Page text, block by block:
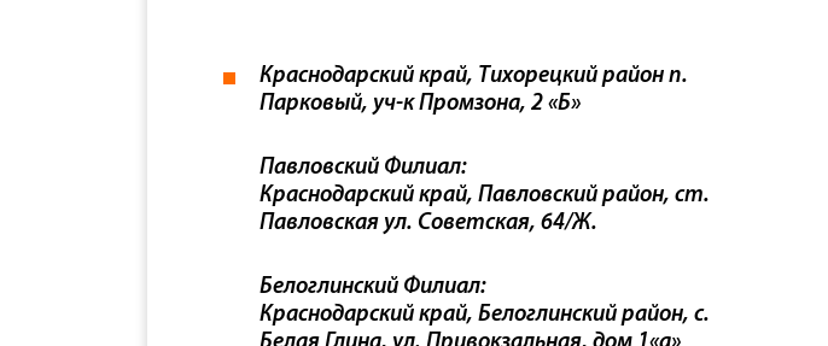
Краснодарский край, Тихорецкий район п.
Парковый, уч-к Промзона, 2 «Б»
Павловский Филиал:
Краснодарский край, Павловский район, ст.
Павловская ул. Советская, 64/Ж.
Белоглинский Филиал:
Краснодарский край, Белоглинский район, с.